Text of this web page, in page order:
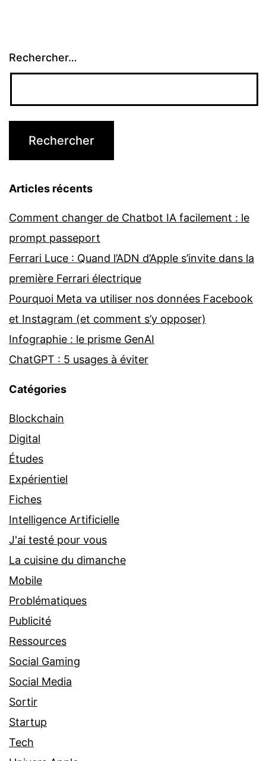
Rechercher…
Articles récents
Comment changer de Chatbot IA facilement : le
prompt passeport
Ferrari Luce : Quand l’ADN d’Apple s’invite dans la
première Ferrari électrique
Pourquoi Meta va utiliser nos données Facebook
et Instagram (et comment s’y opposer)
Infographie : le prisme GenAI
ChatGPT : 5 usages à éviter
Catégories
Blockchain
Digital
Études
Expérientiel
Fiches
Intelligence Artificielle
J'ai testé pour vous
La cuisine du dimanche
Mobile
Problématiques
Publicité
Ressources
Social Gaming
Social Media
Sortir
Startup
Tech